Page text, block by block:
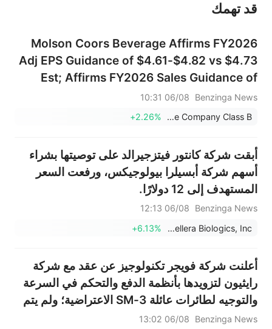
عند الضرورة، يرجى استشارة مستشار استثمار محترف. لا تقدم منصة سهم أي مشورة استثمارية، ولا تقدم أي التزامات أو ضمانات.
قد تهمك
Molson Coors Beverage Affirms FY2026
Adj EPS Guidance of $4.61-$4.82 vs $4.73
Est; Affirms FY2026 Sales Guidance of
$11.029B-$11.252B vs $11.107B Est
Benzinga News
06/08 10:31
Molson Coors Beverage Company Class B
+2.26%
أبقت شركة كانتور فيتزجيرالد على توصيتها بشراء
أسهم شركة أبسيلرا بيولوجيكس، ورفعت السعر
المستهدف إلى 12 دولارًا.
Benzinga News
06/08 12:13
AbCellera Biologics, Inc.
+6.13%
أعلنت شركة فويجر تكنولوجيز عن عقد مع شركة
رايثيون لتزويدها بأنظمة الدفع والتحكم في السرعة
والتوجيه لطائرات عائلة SM-3 الاعتراضية؛ ولم يتم
الكشف عن بنود العقد.
Benzinga News
06/08 13:02